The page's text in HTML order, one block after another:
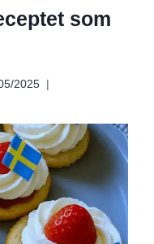
som
2025